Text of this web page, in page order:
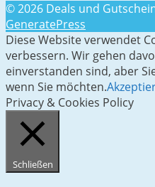
© 2026 Deals und
GeneratePress
Diese Website verwendet
verbessern. Wir gehen
einverstanden sind, aber
wenn Sie möchten.
Privacy & Cookies Policy
Schließen